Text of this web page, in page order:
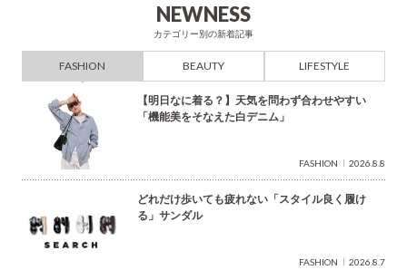
NEWNESS
カテゴリー別の新着記事
FASHION BEAUTY LIFESTYLE
【明日なに着る？】天気を問わず合わせやすい
「機能美をそなえた白デニム」
FASHION 2026.8.8
どれだけ歩いても疲れない「スタイル良く履け
る」サンダル
FASHION 2026.8.7